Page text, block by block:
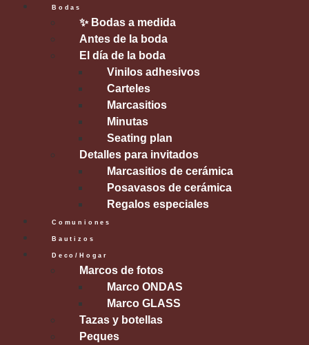
Bodas
✨ Bodas a medida
Antes de la boda
El día de la boda
Vinilos adhesivos
Carteles
Marcasitios
Minutas
Seating plan
Detalles para invitados
Marcasitios de cerámica
Posavasos de cerámica
Regalos especiales
Comuniones
Bautizos
Deco/Hogar
Marcos de fotos
Marco ONDAS
Marco GLASS
Tazas y botellas
Peques